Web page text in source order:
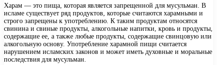
Харам — это пища, которая является запрещенной для мусульман. В
исламе существует ряд продуктов, которые считаются харамными и
строго запрещены к употреблению. К таким продуктам относятся
свинина и свиные продукты, алкогольные напитки, кровь и продукты,
содержащие ее, а также любые продукты, содержащие свинцовую или
алкогольную основу. Употребление харамной пищи считается
нарушением исламских законов и может иметь духовные и моральные
последствия для мусульман.